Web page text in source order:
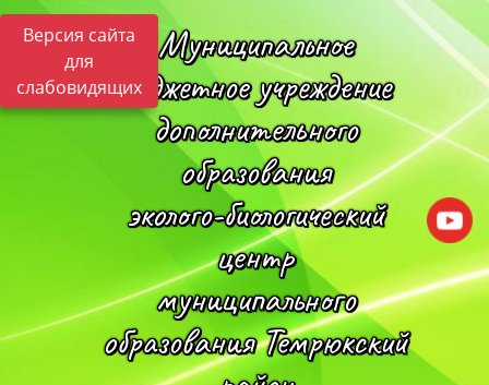
Версия сайта
для
слабовидящих
Муниципальное
бюджетное учреждение
дополнительного
образования
эколого-биологический
центр
муниципального
образования Темрюкский